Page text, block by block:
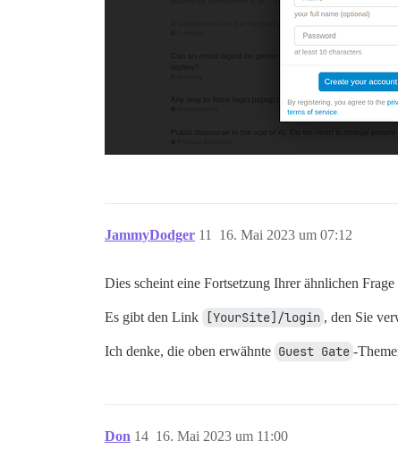
JammyDodger 16. Mai 2023 um 07:12
11
Dies scheint eine Fortsetzung Ihrer ähnlichen
Es gibt den Link [YourSite]/login , den Sie
Ich denke, die oben erwähnte Guest Gate -
Don 16. Mai 2023 um 11:00
14